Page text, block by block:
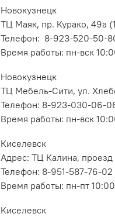
Новокузнецк
ТЦ Маяк, пр. Курако, 49а
Телефон: 8-923-520-50-
Время работы: пн-вск
Новокузнецк
ТЦ Мебель-Сити, ул.
Телефон: 8-923-030-06-
Время работы: пн-вск
Киселевск
Адрес: ТЦ Калина,
Телефон: 8-951-587-76-02
Время работы: пн-пт
Киселевск